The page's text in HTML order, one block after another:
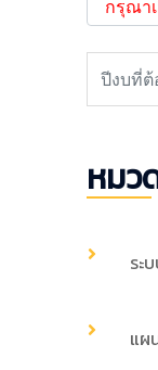
หมว
ระ
แผ